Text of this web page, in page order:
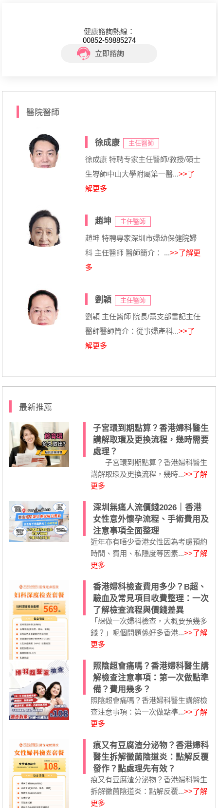
健康諮詢熱線：
00852-59885274
立即諮詢
醫院醫師
徐成康 主任醫師
徐成康 特聘专家主任醫師/教授/碩士
生導師中山大學附屬第一醫...>>了
解更多
趙坤 主任醫師
趙坤 特聘專家深圳市婦幼保健院婦
科 主任醫師 醫師簡介： ...>>了解更
多
劉穎 主任醫師
劉穎 主任醫師 院長/黨支部書記主任
醫師醫師簡介：從事婦產科...>>了
解更多
最新推薦
子宮環到期點算？香港婦科醫生
講解取環及更換流程，幾時需要
處理？
子宮環到期點算？香港婦科醫生
講解取環及更換流程，幾時...>>了解
更多
深圳無痛人流價錢2026｜香港
女性意外懷孕流程、手術費用及
注意事項全面整理
近年亦有唔少香港女性因為考慮預約
時間、費用、私隱度等因素...>>了解
更多
香港婦科檢查費用多少？B超、
驗血及常見項目收費整理：一次
了解檢查流程與價錢差異
「想做一次婦科檢查，大概要預幾多
錢？」呢個問題係好多香港...>>了解
更多
照陰超會痛嗎？香港婦科醫生講
解檢查注意事項：第一次做點準
備？費用幾多？
照陰超會痛嗎？香港婦科醫生講解檢
查注意事項：第一次做點準...>>了解
更多
痕又有豆腐渣分泌物？香港婦科
醫生拆解黴菌陰道炎：點解反覆
發作？點處理先有效？
痕又有豆腐渣分泌物？香港婦科醫生
拆解黴菌陰道炎：點解反覆...>>了解
更多